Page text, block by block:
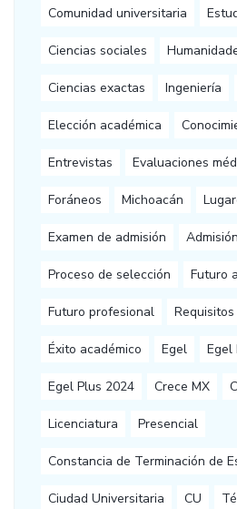
Comunidad universitaria
Ciencias sociales
Ciencias exactas Ingeniería
Elección académica
Entrevistas Evaluaciones
Foráneos Michoacán
Examen de admisión Admisión
Proceso de selección Futuro
Futuro profesional
Éxito académico Egel Egel
Egel Plus 2024 Crece MX
Licenciatura Presencial
Constancia de Terminación de
Ciudad Universitaria CU